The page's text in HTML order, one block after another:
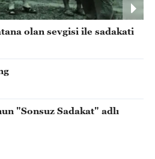
olan sevgisi ile sadakati
"Sonsuz Sadakat" adlı